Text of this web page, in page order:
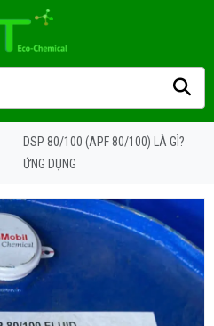
DSP 80/100 (APF 80/100) LÀ GÌ?
ỨNG DỤNG